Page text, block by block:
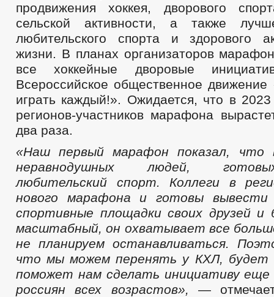
продвижения хоккея, дворового
сельской активности, а также
любительского спорта и здорового
жизни. В планах организаторов
все хоккейные дворовые
Всероссийское общественное
играть каждый!». Ожидается, что в 2023
регионов-участников марафона
два раза.
«Наш первый марафон показал, что
неравнодушных людей,
любительский спорт. Коллеги в
нового марафона и готовы
спортивные площадки своих друзей и
масштабный, он охватывает все
не планируем останавливаться.
что мы можем перенять у КХЛ, будет
поможет нам сделать инициативу еще
россиян всех возрастов», —